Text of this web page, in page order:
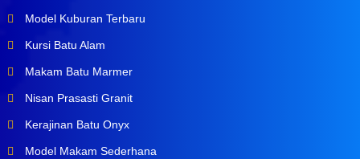
Model Kuburan Terbaru
Kursi Batu Alam
Makam Batu Marmer
Nisan Prasasti Granit
Kerajinan Batu Onyx
Model Makam Sederhana